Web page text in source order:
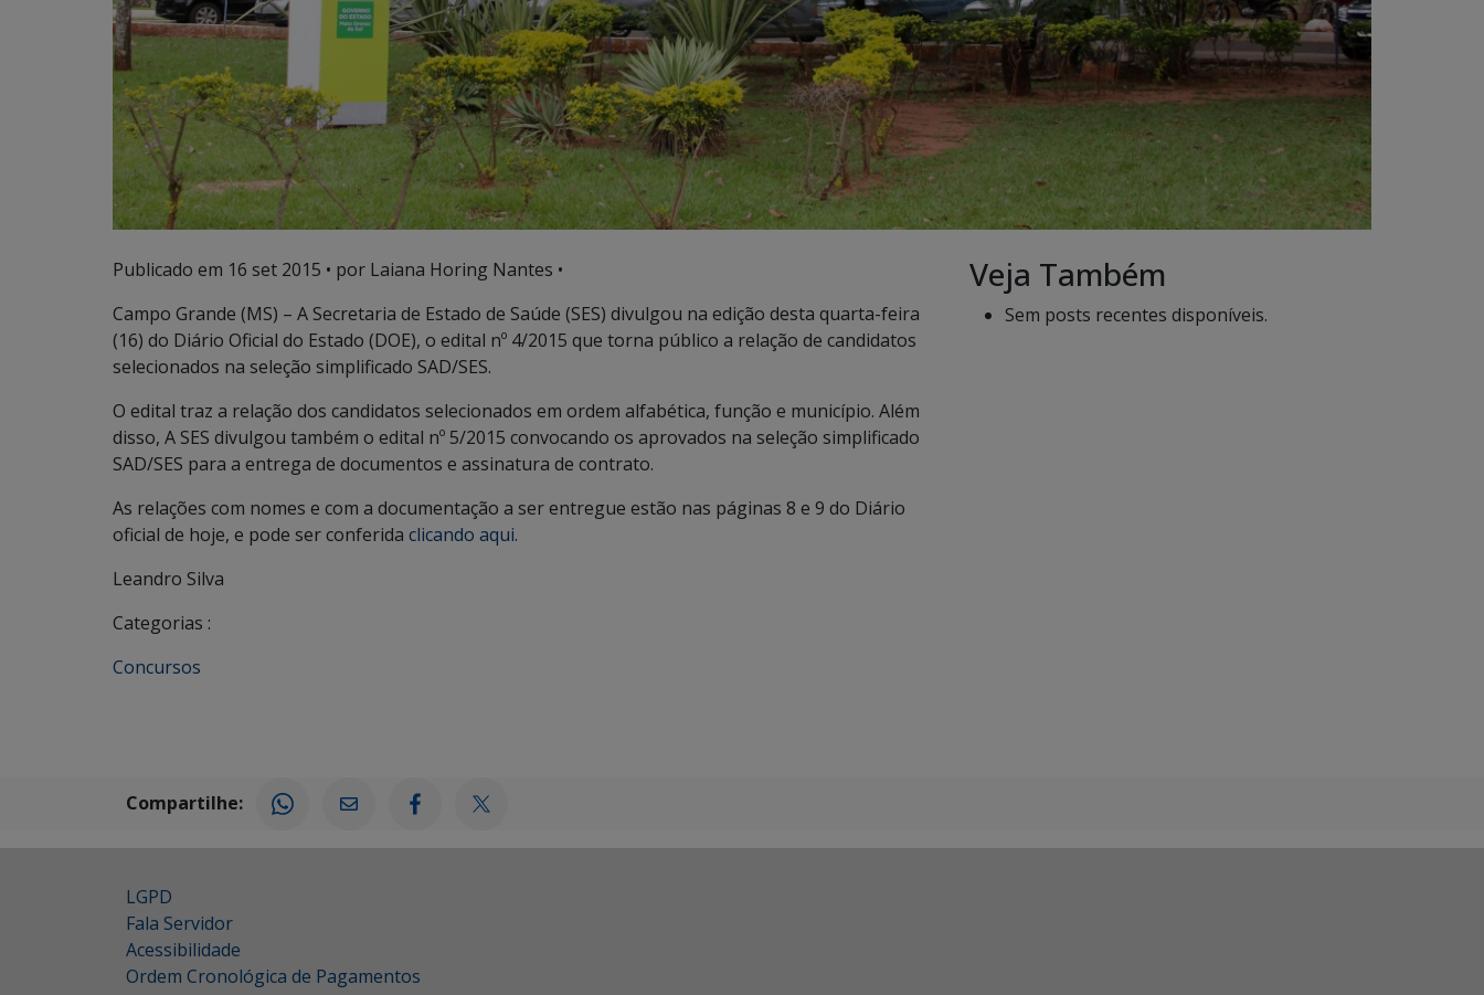
Publicado em 16 set 2015 • por Laiana Horing Nantes •
Campo Grande (MS) – A Secretaria de Estado de Saúde (SES) divulgou na edição desta quarta-feira
(16) do Diário Oficial do Estado (DOE), o edital nº 4/2015 que torna público a relação de candidatos
selecionados na seleção simplificado SAD/SES.
O edital traz a relação dos candidatos selecionados em ordem alfabética, função e município. Além
disso, A SES divulgou também o edital nº 5/2015 convocando os aprovados na seleção simplificado
SAD/SES para a entrega de documentos e assinatura de contrato.
As relações com nomes e com a documentação a ser entregue estão nas páginas 8 e 9 do Diário
oficial de hoje, e pode ser conferida clicando aqui.
Leandro Silva
Categorias :
Concursos
Veja Também
Sem posts recentes disponíveis.
Compartilhe:
LGPD
Fala Servidor
Acessibilidade
Ordem Cronológica de Pagamentos